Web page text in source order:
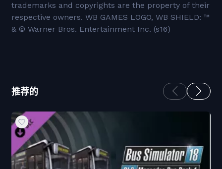
trademarks and copyrights are the property of their
respective owners. WB GAMES LOGO, WB SHIELD: ™
& © Warner Bros. Entertainment Inc. (s16)
推荐的